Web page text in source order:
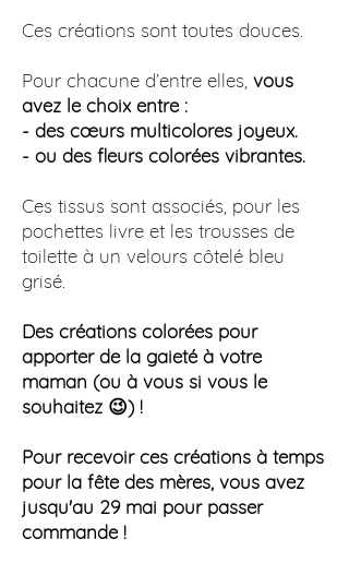
Ces créations sont toutes douces.
Pour chacune d’entre elles, vous
avez le choix entre :
- des cœurs multicolores joyeux.
- ou des fleurs colorées vibrantes.
Ces tissus sont associés, pour les
pochettes livre et les trousses de
toilette à un velours côtelé bleu
grisé.
Des créations colorées pour
apporter de la gaieté à votre
maman (ou à vous si vous le
souhaitez 😉) !
Pour recevoir ces créations à temps
pour la fête des mères, vous avez
jusqu'au 29 mai pour passer
commande !